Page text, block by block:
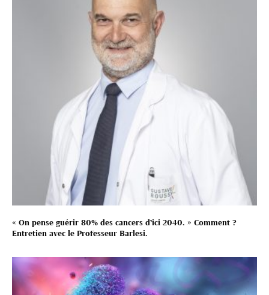
« On pense guérir 80% des cancers d’ici 2040. » Comment ?
Entretien avec le Professeur Barlesi.